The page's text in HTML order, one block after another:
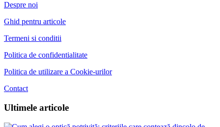
Despre noi
Ghid pentru articole
Termeni si conditii
Politica de confidentialitate
Politica de utilizare a Cookie-urilor
Contact
Ultimele articole